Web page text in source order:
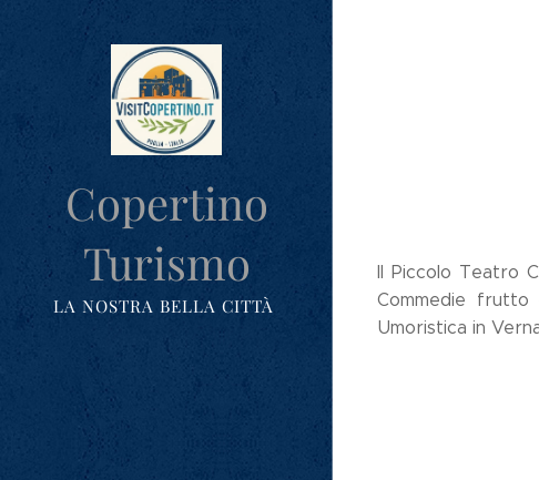
Copertino
Turismo
LA NOSTRA BELLA CITTÀ
Il Piccolo Teatro
Commedie
Umoristica in